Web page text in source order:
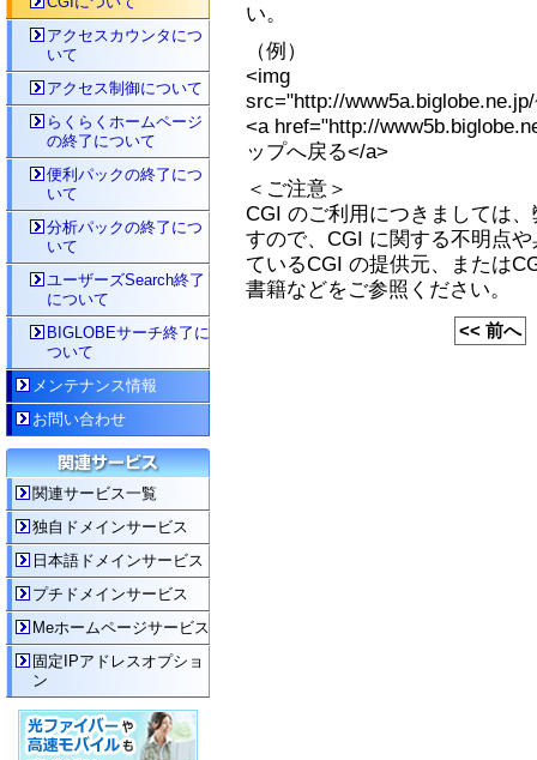
い。
（例）
<img
src="http://
<a href="http://
ップへ戻る</a>
＜ご注意＞
CGI のご利用につきましては
すので、CGI に関する不明点
ているCGI の提供元、または
書籍などをご参照ください。
<< 前へ
アクセスカウンタにつ
いて
アクセス制御について
らくらくホームページ
の終了について
便利パックの終了につ
いて
分析パックの終了につ
いて
ユーザーズSearch終了
について
BIGLOBEサーチ終了に
ついて
メンテナンス情報
お問い合わせ
関連サービス一覧
独自ドメインサービス
日本語ドメインサービス
プチドメインサービス
Meホームページサービス
固定IPアドレスオプショ
ン